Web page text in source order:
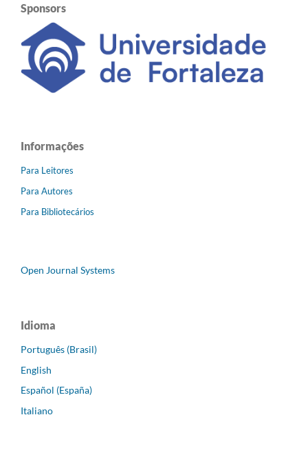
Sponsors
Informações
Para Leitores
Para Autores
Para Bibliotecários
Open Journal Systems
Idioma
Português (Brasil)
English
Español (España)
Italiano